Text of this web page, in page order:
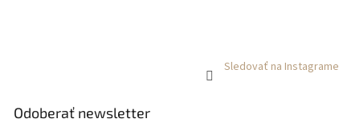
Sledovať na Instagrame
Odoberať newsletter